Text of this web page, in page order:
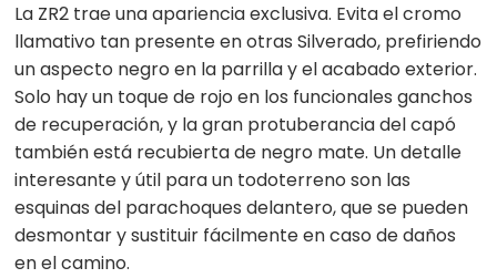
La ZR2 trae una apariencia exclusiva. Evita el cromo
llamativo tan presente en otras Silverado, prefiriendo
un aspecto negro en la parrilla y el acabado exterior.
Solo hay un toque de rojo en los funcionales ganchos
de recuperación, y la gran protuberancia del capó
también está recubierta de negro mate. Un detalle
interesante y útil para un todoterreno son las
esquinas del parachoques delantero, que se pueden
desmontar y sustituir fácilmente en caso de daños
en el camino.